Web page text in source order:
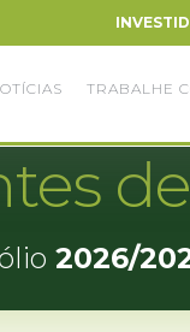
TRABALHE
de
2026/